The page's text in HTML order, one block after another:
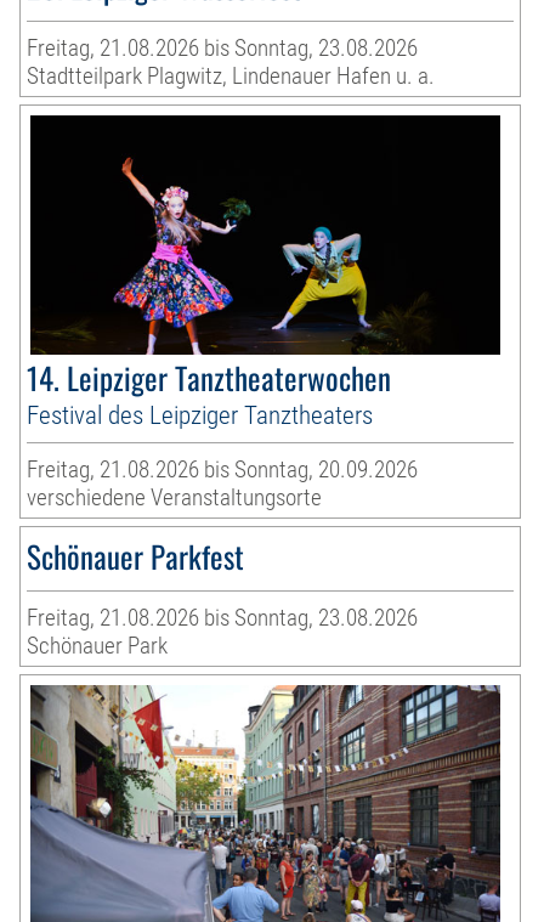
Freitag, 21.08.2026 bis Sonntag, 23.08.2026
Stadtteilpark Plagwitz, Lindenauer Hafen u. a.
14. Leipziger Tanztheaterwochen
Festival des Leipziger Tanztheaters
Freitag, 21.08.2026 bis Sonntag, 20.09.2026
verschiedene Veranstaltungsorte
Schönauer Parkfest
Freitag, 21.08.2026 bis Sonntag, 23.08.2026
Schönauer Park